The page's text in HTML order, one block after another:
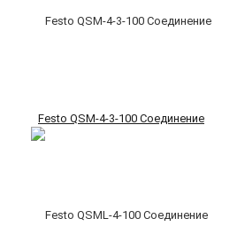
Festo QSM-4-3-100 Соединение